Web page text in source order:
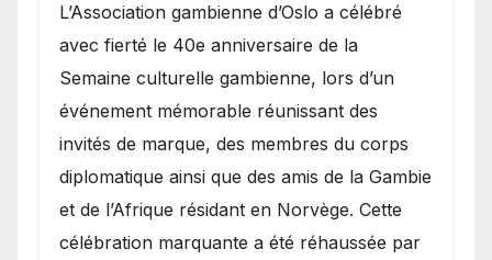
​L’Association gambienne d’Oslo a célébré
avec fierté le 40e anniversaire de la
Semaine culturelle gambienne, lors d’un
événement mémorable réunissant des
invités de marque, des membres du corps
diplomatique ainsi que des amis de la Gambie
et de l’Afrique résidant en Norvège. Cette
célébration marquante a été réhaussée par